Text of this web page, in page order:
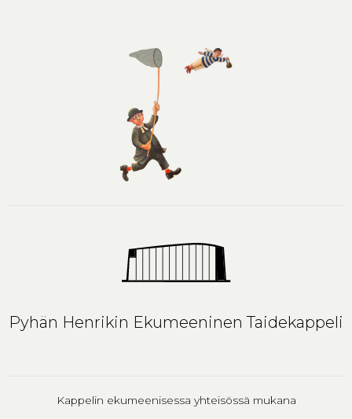
Pyhän Henrikin Ekumeeninen Taidekappeli
Kappelin ekumeenisessa yhteisössä mukana